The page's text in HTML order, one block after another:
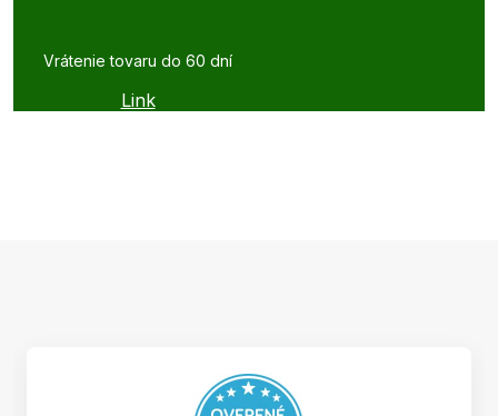
Vrátenie tovaru do 60 dní
Link